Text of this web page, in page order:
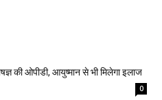
की ओपीडी, आयुष्मान से भी मिलेगा इलाज
0